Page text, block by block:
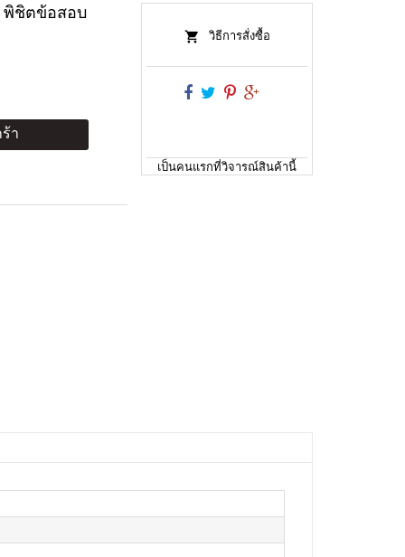
พิชิตข้อสอบ
า
วิธีการสั่งซื้อ
เป็นคนแรกที่วิจารณ์สินค้านี้